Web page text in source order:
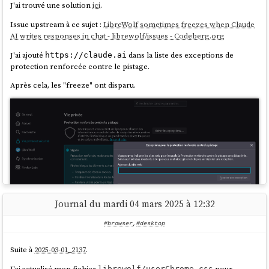
    }
Installer l'extension Firefox:https://add0n.com/stylus.html
User Styles:https://github.com/stephane-
klein/dotfiles/raw/refs/heads/main/userstyles/disable-gitlab-
Je vais essayer de rassembler mesUser Stylesdans ce dossier :
https://github.com/stephane-klein/dotfiles/tree/main/userstyles.
J'ai trouvé une solutionici.
Issue upstream à ce sujet :LibreWolf sometimes freezes when Claude
AI writes responses in chat - librewolf/issues - Codeberg.org
J'ai ajouté https://claude.ai dans la liste des exceptions de
protection renforcée contre le pistage.
Après cela, les "freeze" ont disparu.
Journal du mardi 04 mars 2025 à 12:32
#browser, #desktop
Suite à 2025-03-01_2137.